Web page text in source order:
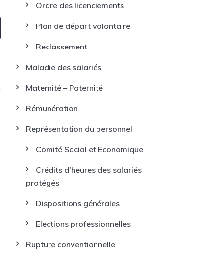
Ordre des licenciements
Plan de départ volontaire
Reclassement
Maladie des salariés
Maternité – Paternité
Rémunération
Représentation du personnel
Comité Social et Economique
Crédits d'heures des salariés
protégés
Dispositions générales
Elections professionnelles
Rupture conventionnelle